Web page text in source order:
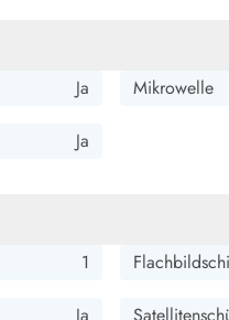
Ja Mikrowelle
Ja
1